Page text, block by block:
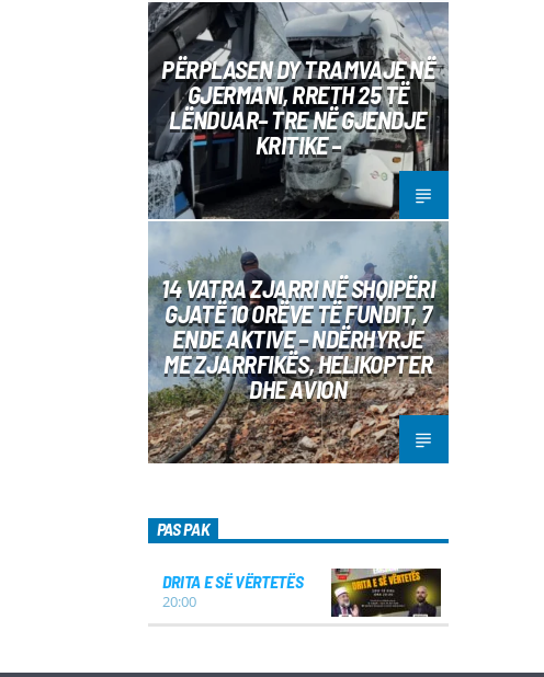
PËRPLASEN DY TRAMVAJE NË
GJERMANI, RRETH 25 TË
LËNDUAR– TRE NË GJENDJE
KRITIKE –
14 VATRA ZJARRI NË SHQIPËRI
GJATË 10 ORËVE TË FUNDIT, 7
ENDE AKTIVE – NDËRHYRJE
ME ZJARRFIKËS, HELIKOPTER
DHE AVION
PAS PAK
DRITA E SË VËRTETËS
20:00